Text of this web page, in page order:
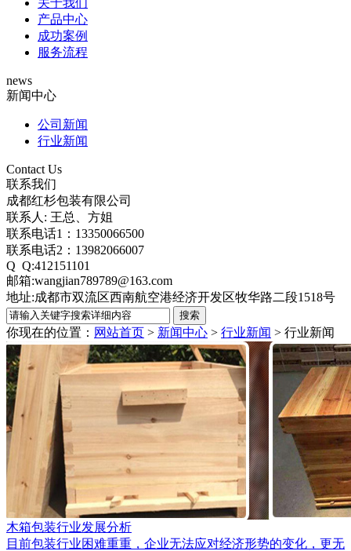
关于我们
产品中心
成功案例
服务流程
news
新闻中心
公司新闻
行业新闻
Contact Us
联系我们
成都红杉包装有限公司
联系人: 王总、方姐
联系电话1：13350066500
联系电话2：13982066007
Q Q:412151101
邮箱:wangjian789789@163.com
地址:成都市双流区西南航空港经济开发区牧华路二段1518号
你现在的位置： 网站首页 > 新闻中心 > 行业新闻 > 行业新闻
木箱包装行业发展分析
目前包装行业困难重重，企业无法应对经济形势的变化，更无